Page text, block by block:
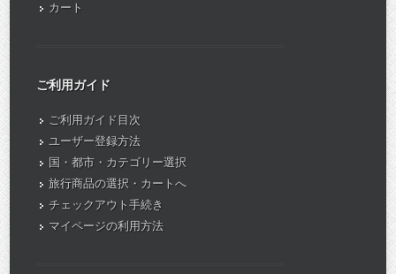
カート
ご利用ガイド
ご利用ガイド目次
ユーザー登録方法
国・都市・カテゴリー選択
旅行商品の選択・カートへ
チェックアウト手続き
マイページの利用方法